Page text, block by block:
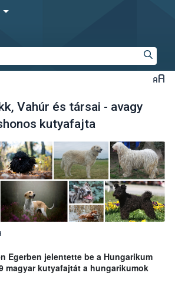
Vahúr és társai - avagy
kutyafajta
Egerben jelentette be a Hungarikum
magyar kutyafajtát a hungarikumok